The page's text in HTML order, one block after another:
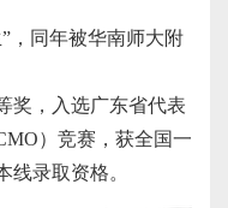
，同年被华南师大附
奖，入选广东省代表
）竞赛，获全国一
线录取资格。